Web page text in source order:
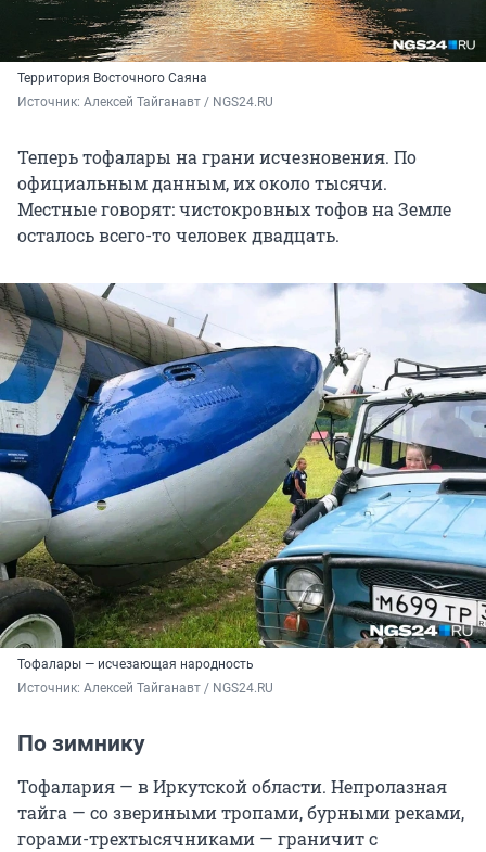
Территория Восточного Саяна
Источник: Алексей Тайганавт / NGS24.RU
Теперь тофалары на грани исчезновения. По
официальным данным, их около тысячи.
Местные говорят: чистокровных тофов на Земле
осталось всего-то человек двадцать.
Тофалары — исчезающая народность
Источник: Алексей Тайганавт / NGS24.RU
По зимнику
Тофалария — в Иркутской области. Непролазная
тайга — со звериными тропами, бурными реками,
горами-трехтысячниками — граничит с